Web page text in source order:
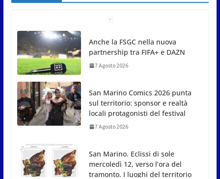
San Marino Comics 2026 punta
sul territorio: sponsor e realtà
locali protagonisti del festival
San Marino. Eclissi di sole
mercoledì 12, verso l’ora del
tramonto. I luoghi del territorio
San Marino, stop agli abbruciamenti di residui